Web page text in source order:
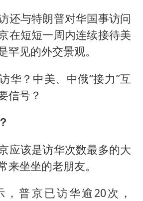
还与特朗普对华国事访问
在短短一周内连续接待美
罕见的外交景观。
华？中美、中俄“接力”互
信号？
应该是访华次数最多的大
来坐坐的老朋友。
，普京已访华逾20次，